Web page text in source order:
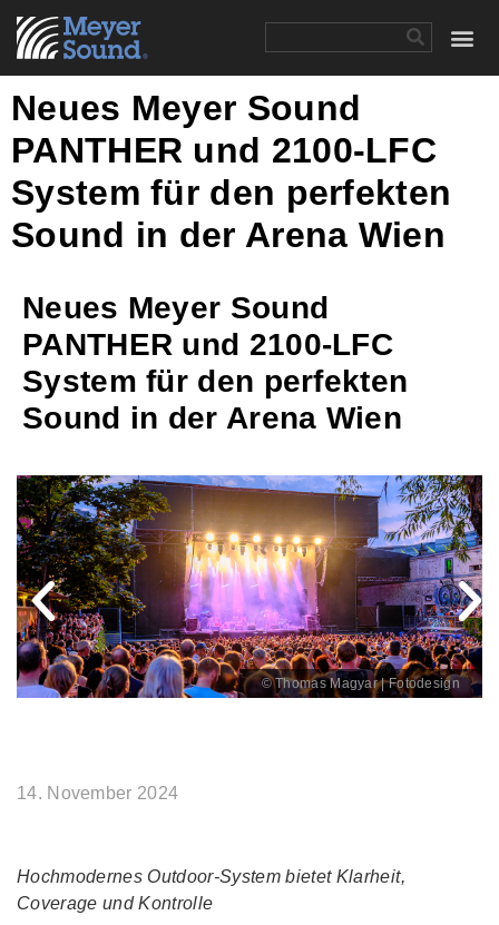
Neues Meyer Sound
PANTHER und 2100-LFC
System für den perfekten
Sound in der Arena Wien
Neues Meyer Sound
PANTHER und 2100-LFC
System für den perfekten
Sound in der Arena Wien
© Thomas Magyar | Fotodesign
14. November 2024
Hochmodernes Outdoor-System bietet Klarheit,
Coverage und Kontrolle